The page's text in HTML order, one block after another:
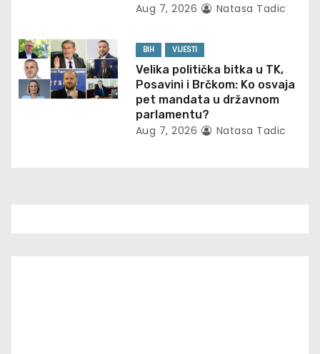
Aug 7, 2026 Natasa Tadic
BIH VIJESTI
Velika politička bitka u TK,
Posavini i Brčkom: Ko osvaja
pet mandata u državnom
parlamentu?
Aug 7, 2026 Natasa Tadic